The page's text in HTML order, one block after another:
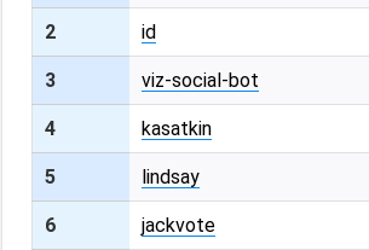
2 id
3 viz-social-bot
4 kasatkin
5 lindsay
6 jackvote